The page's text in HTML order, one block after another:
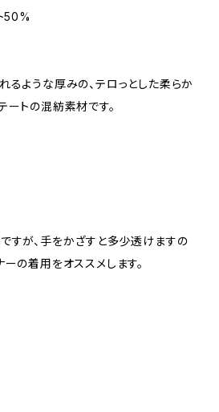
50%
るような厚みの、テロっとした柔らか
ートの混紡素材です。
すが、手をかざすと多少透けますの
の着用をオススメします。